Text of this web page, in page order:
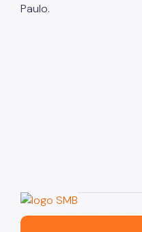
Paulo.
São Paulo, cidade